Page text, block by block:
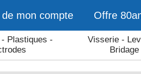
de mon compte Offre
Plastiques -
Visserie -
Bridage